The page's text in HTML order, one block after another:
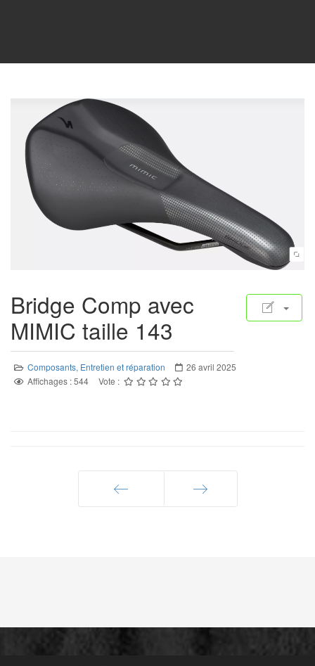
Bridge Comp avec
MIMIC taille 143
Composants, Entretien et réparation
26 avril 2025
Affichages : 544
Vote :